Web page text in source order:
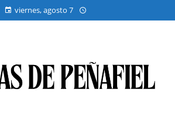
viernes, agosto 7